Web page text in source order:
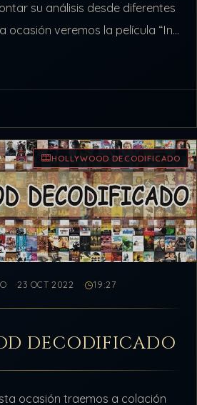
su análisis desde diferentes
ocasión veremos la película “In
HOLLYWOOD DECODIFICADO
23 OCT 2022 19:27
DECODIFICADO
ocasión traemos a colación